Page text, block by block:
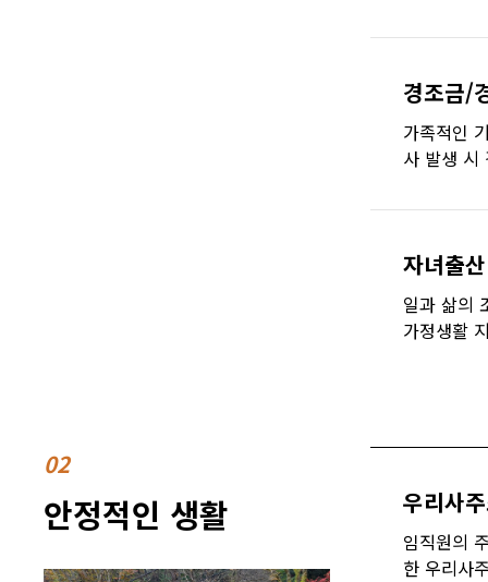
경조금/
가족적인
사 발생 시
자녀출
일과 삶의
가정생활
02
안정적인 생활 우리사
임직원의
한 우리사